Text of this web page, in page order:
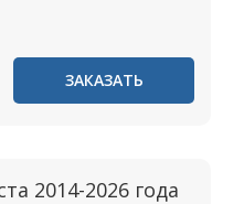
ЗАКАЗАТЬ
2014-2026 года